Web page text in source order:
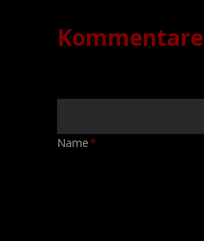
Kommentare
Pflichtfeld
Name*